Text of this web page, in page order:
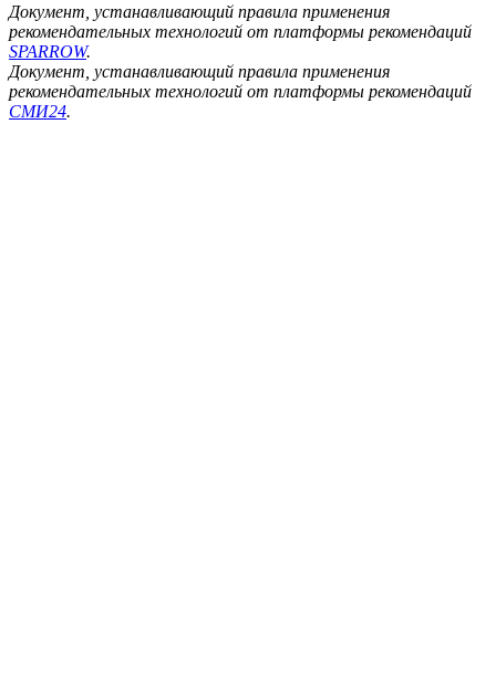
Документ, устанавливающий правила применения
рекомендательных технологий от платформы рекомендаций
SPARROW.
Документ, устанавливающий правила применения
рекомендательных технологий от платформы рекомендаций
СМИ24.